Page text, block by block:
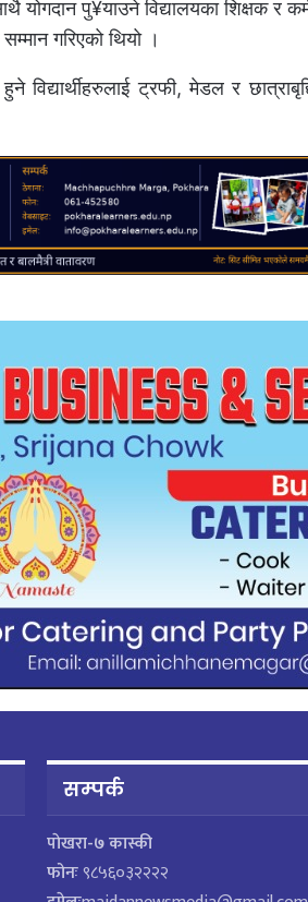
योगदान पु¥याउने विद्यालयका शिक्षक र
गरिएको थियो ।
विद्यार्थीहरुलाई ट्रफी, मेडल र
सम्पर्क
पाेखरा-७ कास्की
फोनः९८५६०३२२२२